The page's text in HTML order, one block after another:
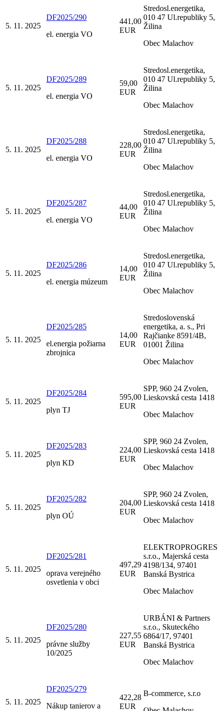
5. 11. 2025
DF2025/290
el. energia VO
441,00
EUR
Stredosl.energetika,
010 47 Ul.republiky 5,
Žilina
Obec Malachov
5. 11. 2025
DF2025/289
el. energia VO
59,00
EUR
Stredosl.energetika,
010 47 Ul.republiky 5,
Žilina
Obec Malachov
5. 11. 2025
DF2025/288
el. energia VO
228,00
EUR
Stredosl.energetika,
010 47 Ul.republiky 5,
Žilina
Obec Malachov
5. 11. 2025
DF2025/287
el. energia VO
44,00
EUR
Stredosl.energetika,
010 47 Ul.republiky 5,
Žilina
Obec Malachov
5. 11. 2025
DF2025/286
el. energia múzeum
14,00
EUR
Stredosl.energetika,
010 47 Ul.republiky 5,
Žilina
Obec Malachov
5. 11. 2025
DF2025/285
el.energia požiarna
zbrojnica
14,00
EUR
Stredoslovenská
energetika, a. s., Pri
Rajčianke 8591/4B,
01001 Žilina
Obec Malachov
5. 11. 2025
DF2025/284
plyn TJ
595,00
EUR
SPP, 960 24 Zvolen,
Lieskovská cesta 1418
Obec Malachov
5. 11. 2025
DF2025/283
plyn KD
224,00
EUR
SPP, 960 24 Zvolen,
Lieskovská cesta 1418
Obec Malachov
5. 11. 2025
DF2025/282
plyn OÚ
204,00
EUR
SPP, 960 24 Zvolen,
Lieskovská cesta 1418
Obec Malachov
5. 11. 2025
DF2025/281
oprava verejného
osvetlenia v obci
497,29
EUR
ELEKTROPROGRES
s.r.o., Majerská cesta
4198/134, 97401
Banská Bystrica
Obec Malachov
5. 11. 2025
DF2025/280
právne služby
10/2025
227,55
EUR
URBÁNI & Partners
s.r.o., Skuteckého
6864/17, 97401
Banská Bystrica
Obec Malachov
5. 11. 2025
DF2025/279
Nákup tanierov a
422,28
EUR
B-commerce, s.r.o